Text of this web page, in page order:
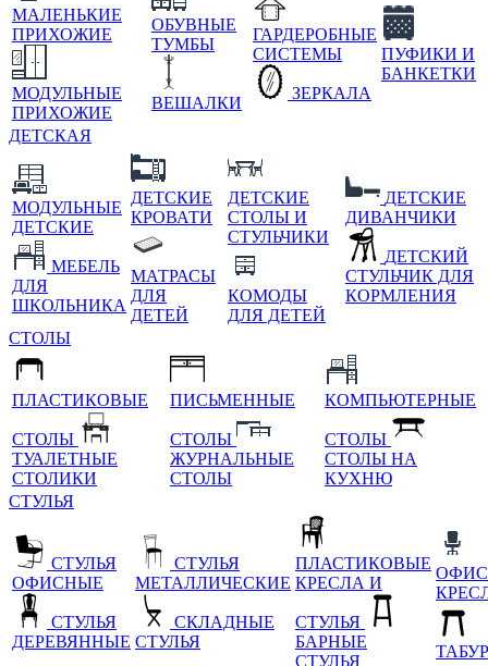
МАЛЕНЬКИЕ
ПРИХОЖИЕ
МОДУЛЬНЫЕ
ПРИХОЖИЕ
ОБУВНЫЕ
ТУМБЫ
ВЕШАЛКИ
ГАРДЕРОБНЫЕ
СИСТЕМЫ
ЗЕРКАЛА
ПУФИКИ И
БАНКЕТКИ
ДЕТСКАЯ
МОДУЛЬНЫЕ
ДЕТСКИЕ
МЕБЕЛЬ
ДЛЯ
ШКОЛЬНИКА
ДЕТСКИЕ
КРОВАТИ
МАТРАСЫ
ДЛЯ
ДЕТЕЙ
ДЕТСКИЕ
СТОЛЫ И
СТУЛЬЧИКИ
КОМОДЫ
ДЛЯ ДЕТЕЙ
ДЕТСКИЕ
ДИВАНЧИКИ
ДЕТСКИЙ
СТУЛЬЧИК ДЛЯ
КОРМЛЕНИЯ
СТОЛЫ
ПЛАСТИКОВЫЕ
СТОЛЫ
ТУАЛЕТНЫЕ
СТОЛИКИ
ПИСЬМЕННЫЕ
СТОЛЫ
ЖУРНАЛЬНЫЕ
СТОЛЫ
КОМПЬЮТЕРНЫЕ
СТОЛЫ
СТОЛЫ НА
КУХНЮ
СТУЛЬЯ
СТУЛЬЯ
ОФИСНЫЕ
СТУЛЬЯ
ДЕРЕВЯННЫЕ
СТУЛЬЯ
МЕТАЛЛИЧЕСКИЕ
СКЛАДНЫЕ
СТУЛЬЯ
ПЛАСТИКОВЫЕ
КРЕСЛА И
СТУЛЬЯ
БАРНЫЕ
СТУЛЬЯ